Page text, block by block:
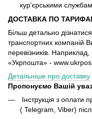
кур'єрськими
ДОСТАВКА ПО
Більш детально
транспортних компаній
перевізників.
«Укрпошта» -
Детальніше про доставку
Пропонуємо Вашій
Інструкція з
( Telegram, Viber)